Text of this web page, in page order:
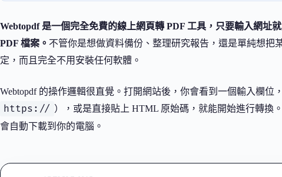
Webtopdf 是一個完全免費的線上網頁轉 PDF 工具，只要輸入網址
PDF 檔案。 不管你是想做資料備份、整理研究報告，還是單純想把
定，而且完全不用安裝任何軟體。
Webtopdf 的操作邏輯很直覺。打開網站後，你會看到一個輸入欄
https:// ），或是直接貼上 HTML 原始碼，就能開始進行轉換
會自動下載到你的電腦。